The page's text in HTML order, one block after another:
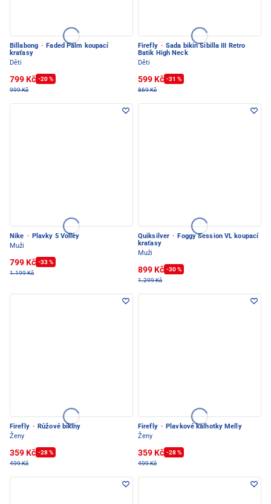
Billabong · Faded Palm koupací
kraťasy
Děti
799 Kč -20 %
999 Kč
Firefly · Sada bikin Sibilla III Retro
Batik High Neck
Děti
599 Kč -31 %
869 Kč
Nike · Plavky 5 Volley
Muži
799 Kč -33 %
1.199 Kč
Quiksilver · Foggy Session VL koupací
kraťasy
Muži
899 Kč -30 %
1.299 Kč
Firefly · Růžové bikiny
Ženy
359 Kč -28 %
499 Kč
Firefly · Plavkové kalhotky Melly
Ženy
359 Kč -28 %
499 Kč